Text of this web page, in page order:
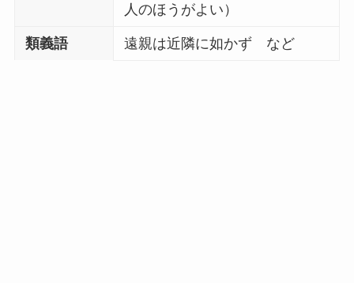
人のほうがよい）
類義語 遠親は近隣に如かず など